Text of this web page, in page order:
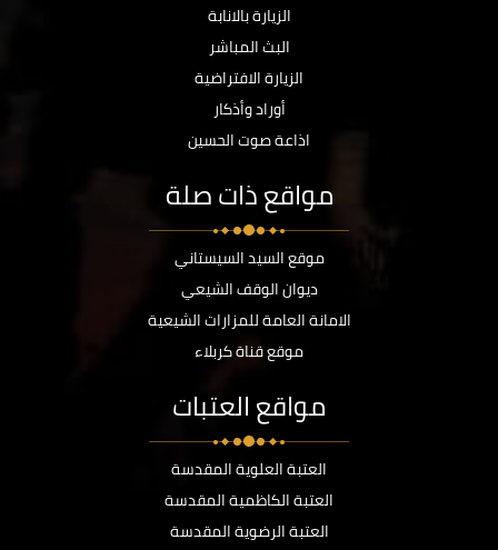
الزيارة بالانابة
البث المباشر
الزيارة الافتراضية
أوراد وأذكار
اذاعة صوت الحسين
مواقع ذات صلة
موقع السيد السيستاني
ديوان الوقف الشيعي
الامانة العامة للمزارات الشيعية
موقع قناة كربلاء
مواقع العتبات
العتبة العلوية المقدسة
العتبة الكاظمية المقدسة
العتبة الرضوية المقدسة